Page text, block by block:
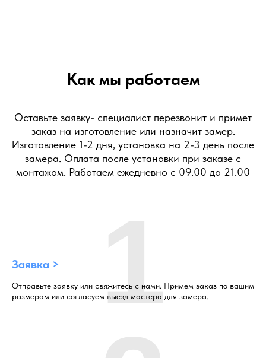
Как мы работаем
Оставьте заявку- специалист перезвонит и примет
заказ на изготовление или назначит замер.
Изготовление 1-2 дня, установка на 2-3 день после
замера. Оплата после установки при заказе с
монтажом. Работаем ежедневно с 09.00 до 21.00
Заявка >
Отправьте заявку или свяжитесь с нами. Примем заказ по вашим
размерам или согласуем выезд мастера для замера.
1